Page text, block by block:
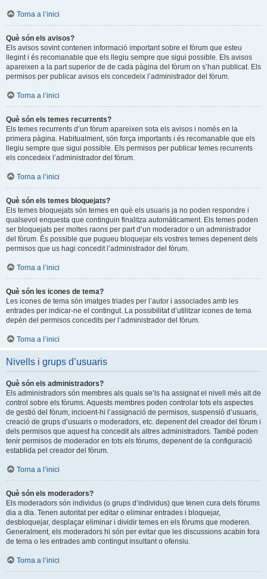
Torna a l’inici
Què són els avisos?
Els avisos sovint contenen informació important sobre el fòrum que esteu
llegint i és recomanable que els llegiu sempre que sigui possible. Els avisos
apareixen a la part superior de de cada pàgina del fòrum on s’han publicat. Els
permisos per publicar avisos els concedeix l’administrador del fòrum.
Torna a l’inici
Què són els temes recurrents?
Els temes recurrents d’un fòrum apareixen sota els avisos i només en la
primera pàgina. Habitualment, són força importants i és recomanable que els
llegiu sempre que sigui possible. Els permisos per publicar temes recurrents
els concedeix l’administrador del fòrum.
Torna a l’inici
Què són els temes bloquejats?
Els temes bloquejats són temes en què els usuaris ja no poden respondre i
qualsevol enquesta que continguin finalitza automàticament. Els temes poden
ser bloquejats per moltes raons per part d’un moderador o un administrador
del fòrum. És possible que pugueu bloquejar els vostres temes depenent dels
permisos que us hagi concedit l’administrador del fòrum.
Torna a l’inici
Què són les icones de tema?
Les icones de tema són imatges triades per l’autor i associades amb les
entrades per indicar-ne el contingut. La possibilitat d’utilitzar icones de tema
depèn del permisos concedits per l’administrador del fòrum.
Torna a l’inici
Nivells i grups d’usuaris
Què són els administradors?
Els administradors són membres als quals se’ls ha assignat el nivell més alt de
control sobre els fòrums. Aquests membres poden controlar tots els aspectes
de gestió del fòrum, incloent-hi l’assignació de permisos, suspensió d’usuaris,
creació de grups d’usuaris o moderadors, etc. depenent del creador del fòrum i
dels permisos que aquest ha concedit als altres administradors. També poden
tenir permisos de moderador en tots els fòrums, depenent de la configuració
establida pel creador del fòrum.
Torna a l’inici
Què són els moderadors?
Els moderadors són individus (o grups d’individus) que tenen cura dels fòrums
dia a dia. Tenen autoritat per editar o eliminar entrades i bloquejar,
desbloquejar, desplaçar eliminar i dividir temes en els fòrums que moderen.
Generalment, els moderadors hi són per evitar que les discussions acabin fora
de tema o les entrades amb contingut insultant o ofensiu.
Torna a l’inici